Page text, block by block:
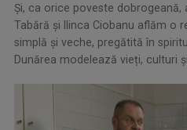
Și, ca orice poveste dobrogeană,
Tabără şi Ilinca Ciobanu aflăm o
simplă și veche, pregătită în
Dunărea modelează vieți, culturi